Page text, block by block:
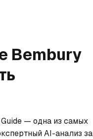
Bembury
— одна из самых
AI-анализ за